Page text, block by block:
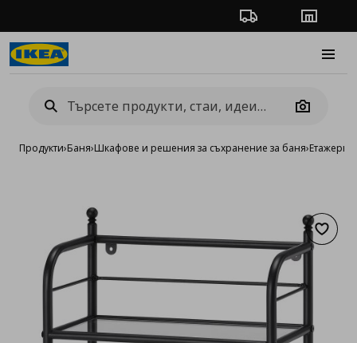
Проследяване на
Camera
Продукти›Баня›Шкафове и решения за съхранение за баня›Етaжерки